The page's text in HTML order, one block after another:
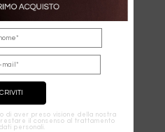
di aver preso visione della nostra
il consenso al trattamento
personali.